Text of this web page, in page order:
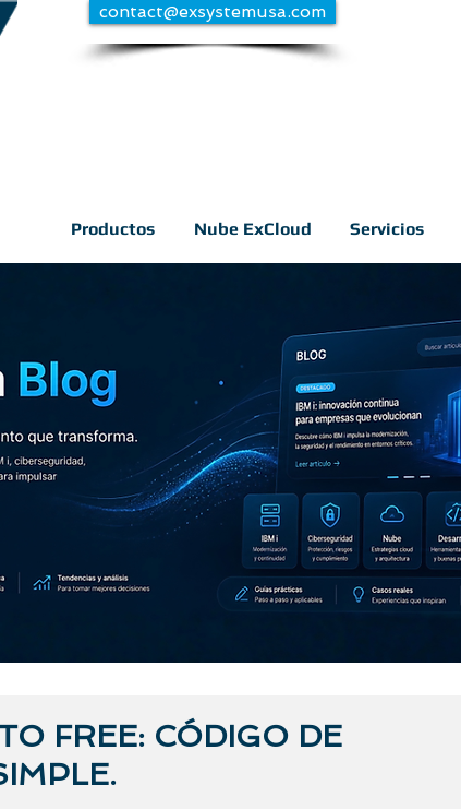
contact@exsystemusa.com
Productos Nube ExCloud Servicios
FREE: CÓDIGO DE